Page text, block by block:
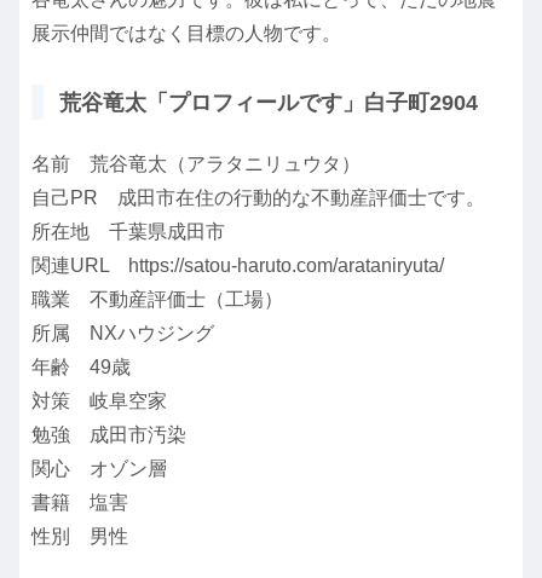
展示仲間ではなく目標の人物です。
荒谷竜太「プロフィールです」白子町2904
名前 荒谷竜太（アラタニリュウタ）
自己PR 成田市在住の行動的な不動産評価士です。
所在地 千葉県成田市
関連URL https://satou-haruto.com/arataniryuta/
職業 不動産評価士（工場）
所属 NXハウジング
年齢 49歳
対策 岐阜空家
勉強 成田市汚染
関心 オゾン層
書籍 塩害
性別 男性